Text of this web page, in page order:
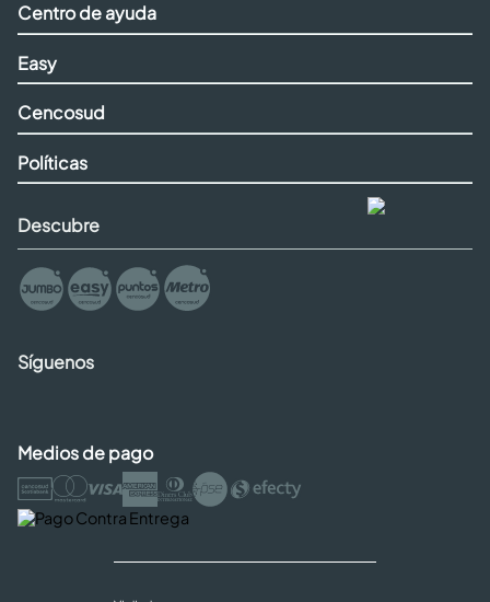
Centro de ayuda
Easy
Cencosud
Políticas
Descubre
Síguenos
Medios de pago